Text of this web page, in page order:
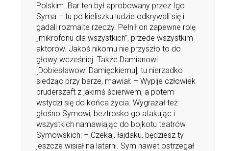
Polskim. Bar ten był aprobowany przez Igo
Syma – tu po kieliszku ludzie odkrywali się i
gadali rozmaite rzeczy. Pełnił on zapewne rolę
„mikrofonu dla wszystkich”, przede wszystkim
aktorów. Jakoś nikomu nie przyszło to do
głowy wcześniej. Także Damianowi
[Dobiesławowi Damięckiemu]; tu nierzadko
siedząc przy barze, mawiał: – Wypije człowiek
bruderszaft z jakimś ścierwem, a potem
wstydzi się do końca życia. Wygrażał też
głośno Symowi, beztrosko go atakując i
wszystkich namawiając do bojkotu teatrów
Symowskich: – Czekaj, łajdaku, będziesz ty
jeszcze wisiał na latarni. Sym nawet ostrzegał